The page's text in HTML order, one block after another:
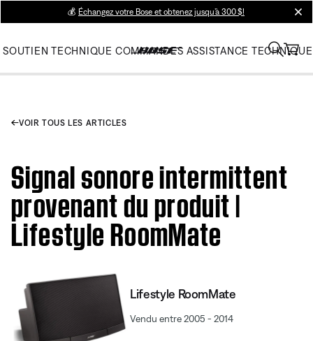
💰 Échangez votre Bose et obtenez jusqu’à 300 $!
SOUTIEN TECHNIQUE COMMANDES ASSISTANCE TECHNIQUE
VOIR TOUS LES ARTICLES
Signal sonore intermittent
provenant du produit |
Lifestyle RoomMate
Lifestyle RoomMate
Vendu entre 2005 - 2014